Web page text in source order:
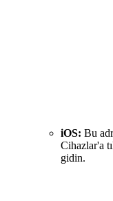
iOS: Bu
Cihazlar'a
gidin.